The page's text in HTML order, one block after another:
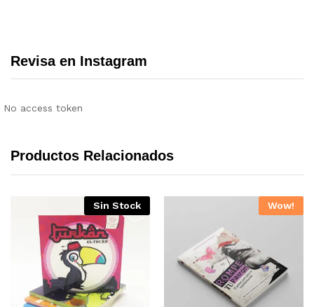
Revisa en Instagram
No access token
Productos Relacionados
Sin Stock Wow!